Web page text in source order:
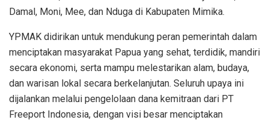
Damal, Moni, Mee, dan Nduga di Kabupaten Mimika.
YPMAK didirikan untuk mendukung peran pemerintah dalam
menciptakan masyarakat Papua yang sehat, terdidik, mandiri
secara ekonomi, serta mampu melestarikan alam, budaya,
dan warisan lokal secara berkelanjutan. Seluruh upaya ini
dijalankan melalui pengelolaan dana kemitraan dari PT
Freeport Indonesia, dengan visi besar menciptakan